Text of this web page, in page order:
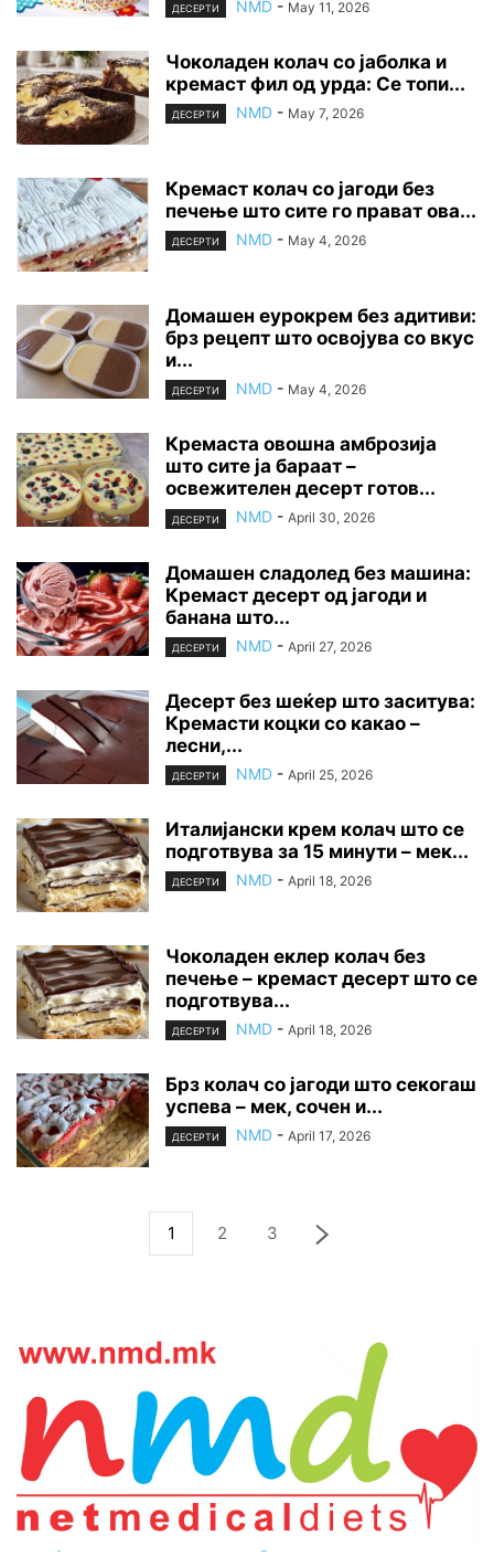
ДЕСЕРТИ NMD - May 11, 2026
Чоколаден колач со јаболка и
кремаст фил од урда: Се топи...
ДЕСЕРТИ NMD - May 7, 2026
Кремаст колач со јагоди без
печење што сите го прават ова...
ДЕСЕРТИ NMD - May 4, 2026
Домашен еурокрем без адитиви:
брз рецепт што освојува со вкус
и...
ДЕСЕРТИ NMD - May 4, 2026
Кремаста овошна амброзија
што сите ја бараат –
освежителен десерт готов...
ДЕСЕРТИ NMD - April 30, 2026
Домашен сладолед без машина:
Кремаст десерт од јагоди и
банана што...
ДЕСЕРТИ NMD - April 27, 2026
Десерт без шеќер што заситува:
Кремасти коцки со какао –
лесни,...
ДЕСЕРТИ NMD - April 25, 2026
Италијански крем колач што се
подготвува за 15 минути – мек...
ДЕСЕРТИ NMD - April 18, 2026
Чоколаден еклер колач без
печење – кремаст десерт што се
подготвува...
ДЕСЕРТИ NMD - April 18, 2026
Брз колач со јагоди што секогаш
успева – мек, сочен и...
ДЕСЕРТИ NMD - April 17, 2026
1 2 3